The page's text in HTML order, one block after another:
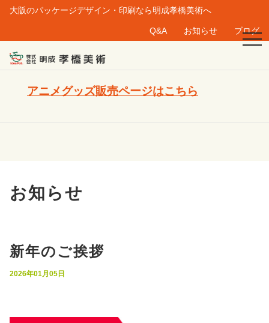
大阪のパッケージデザイン・印刷なら明成孝橋美術へ
Q&A お知らせ ブログ
アニメグッズ販売ページはこちら
お知らせ
新年のご挨拶
2026年01月05日